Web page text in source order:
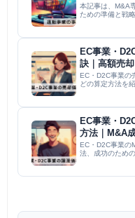
PMI コラム
本記事は、M&A
ための準備と戦
適...
EC事業・
訣｜高額売
PMI コラム
EC・D2C事業の
どの算定方法を
EC事業・
方法｜M&A
ム
EC・D2C事業の
法、成功のため
大化と...